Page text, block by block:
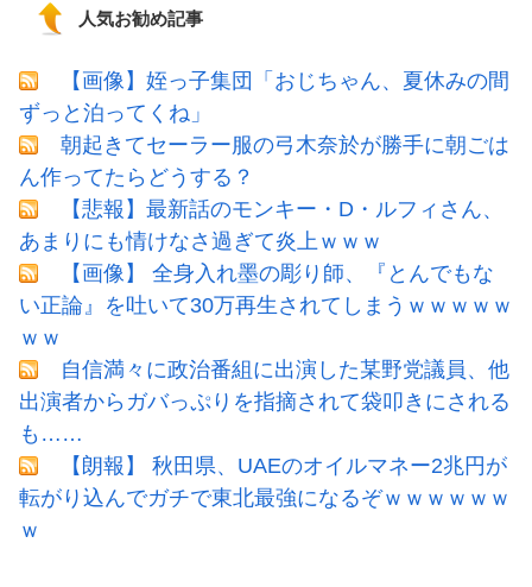
人気お勧め記事
【画像】姪っ子集団「おじちゃん、夏休みの間
ずっと泊ってくね」
朝起きてセーラー服の弓木奈於が勝手に朝ごは
ん作ってたらどうする？
【悲報】最新話のモンキー・D・ルフィさん、
あまりにも情けなさ過ぎて炎上ｗｗｗ
【画像】 全身入れ墨の彫り師、『とんでもな
い正論』を吐いて30万再生されてしまうｗｗｗｗｗ
ｗｗ
自信満々に政治番組に出演した某野党議員、他
出演者からガバっぷりを指摘されて袋叩きにされる
も……
【朗報】 秋田県、UAEのオイルマネー2兆円が
転がり込んでガチで東北最強になるぞｗｗｗｗｗｗ
ｗ